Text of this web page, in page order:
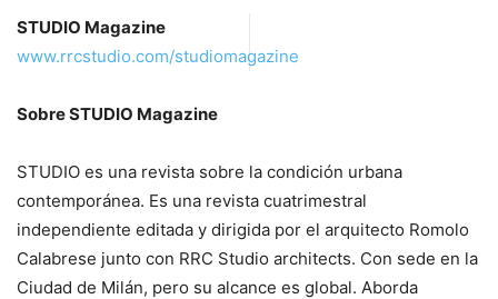
STUDIO Magazine
www.rrcstudio.com/studiomagazine
Sobre STUDIO Magazine
STUDIO es una revista sobre la condición urbana
contemporánea. Es una revista cuatrimestral
independiente editada y dirigida por el arquitecto Romolo
Calabrese junto con RRC Studio architects. Con sede en la
Ciudad de Milán, pero su alcance es global. Aborda